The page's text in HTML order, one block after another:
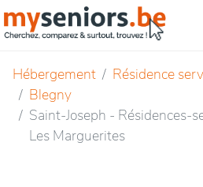
Hébergement Résidence
Blegny
Saint-Joseph - Résidences-
Les Marguerites